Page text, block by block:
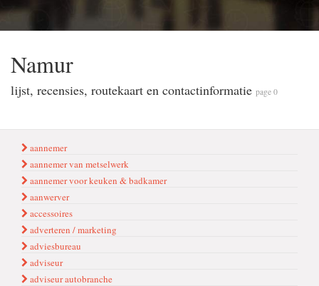
Namur
lijst, recensies, routekaart en contactinformatie page 0
aannemer
aannemer van metselwerk
aannemer voor keuken & badkamer
aanwerver
accessoires
adverteren / marketing
adviesbureau
adviseur
adviseur autobranche